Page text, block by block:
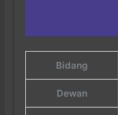
Bidang
Dewan